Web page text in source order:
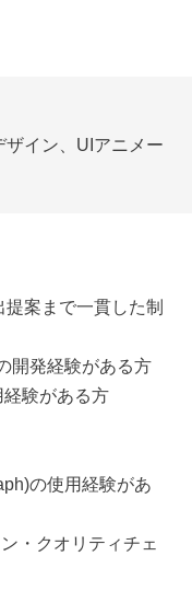
イン、UIアニメー
案まで一貫した制
開発経験がある方
験がある方
の使用経験があ
・クオリティチェ